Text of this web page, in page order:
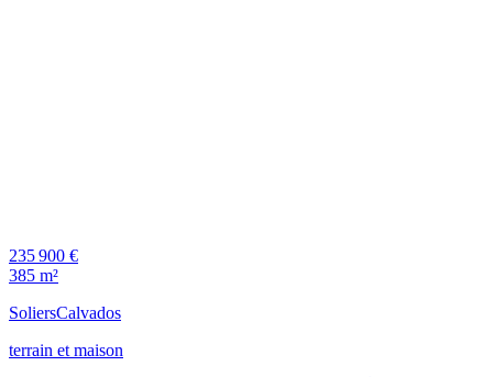
235 900 €
385 m²
SoliersCalvados
terrain et maison